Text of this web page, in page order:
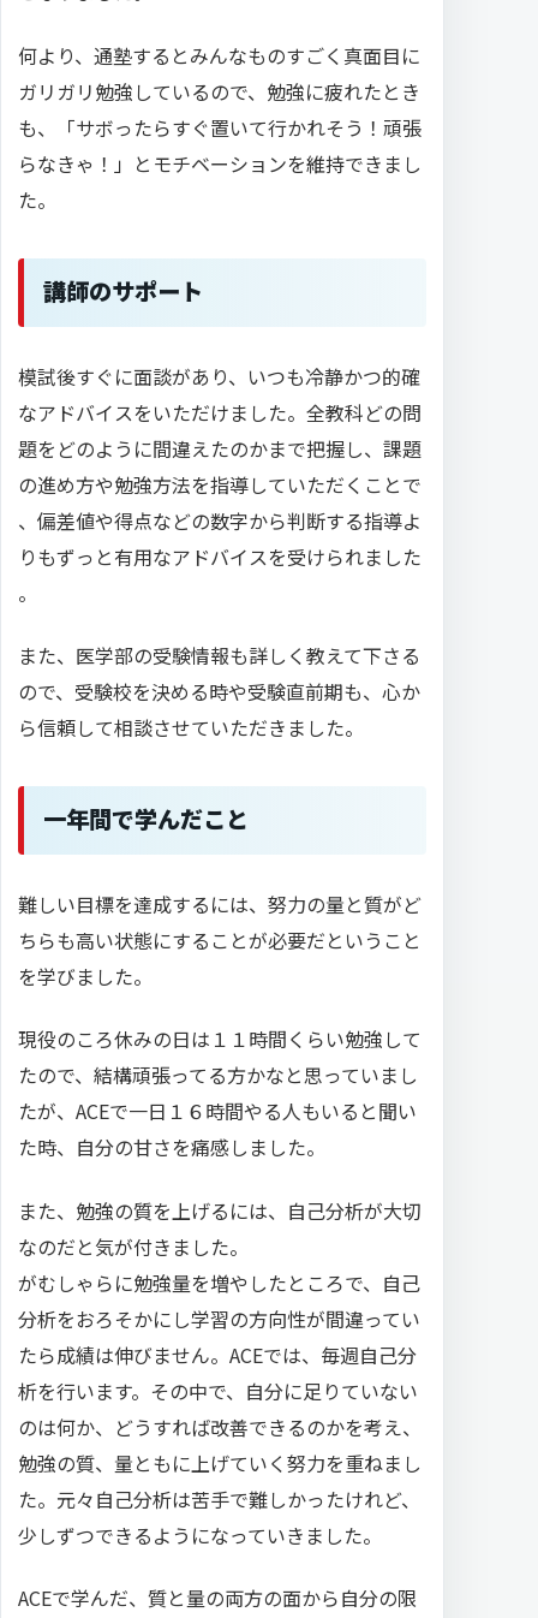
何より、通塾するとみんなものすごく真面目に
ガリガリ勉強しているので、勉強に疲れたとき
も、「サボったらすぐ置いて行かれそう！頑張
らなきゃ！」とモチベーションを維持できまし
た。
講師のサポート
模試後すぐに面談があり、いつも冷静かつ的確
なアドバイスをいただけました。全教科どの問
題をどのように間違えたのかまで把握し、課題
の進め方や勉強方法を指導していただくことで
、偏差値や得点などの数字から判断する指導よ
りもずっと有用なアドバイスを受けられました
。
また、医学部の受験情報も詳しく教えて下さる
ので、受験校を決める時や受験直前期も、心か
ら信頼して相談させていただきました。
一年間で学んだこと
難しい目標を達成するには、努力の量と質がど
ちらも高い状態にすることが必要だということ
を学びました。
現役のころ休みの日は１１時間くらい勉強して
たので、結構頑張ってる方かなと思っていまし
たが、ACEで一日１６時間やる人もいると聞い
た時、自分の甘さを痛感しました。
また、勉強の質を上げるには、自己分析が大切
なのだと気が付きました。
がむしゃらに勉強量を増やしたところで、自己
分析をおろそかにし学習の方向性が間違ってい
たら成績は伸びません。ACEでは、毎週自己分
析を行います。その中で、自分に足りていない
のは何か、どうすれば改善できるのかを考え、
勉強の質、量ともに上げていく努力を重ねまし
た。元々自己分析は苦手で難しかったけれど、
少しずつできるようになっていきました。
ACEで学んだ、質と量の両方の面から自分の限